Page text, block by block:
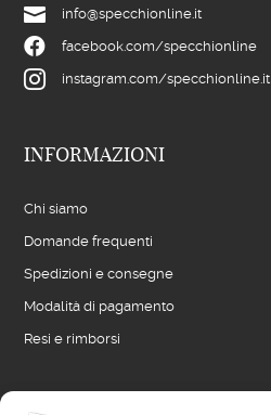
 info@specchionline.it
 facebook.com/specchionline
 instagram.com/specchionline.it
INFORMAZIONI
Chi siamo
Domande frequenti
Spedizioni e consegne
Modalità di pagamento
Resi e rimborsi